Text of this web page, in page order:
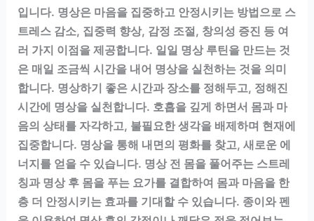
입니다. 명상은 마음을 집중하고 안정시키는 방법으로 스
트레스 감소, 집중력 향상, 감정 조절, 창의성 증진 등 여
러 가지 이점을 제공합니다. 일일 명상 루틴을 만드는 것
은 매일 조금씩 시간을 내어 명상을 실천하는 것을 의미
합니다. 명상하기 좋은 시간과 장소를 정해두고, 정해진
시간에 명상을 실천합니다. 호흡을 깊게 하면서 몸과 마
음의 상태를 자각하고, 불필요한 생각을 배제하며 현재에
집중합니다. 명상을 통해 내면의 평화를 찾고, 새로운 에
너지를 얻을 수 있습니다. 명상 전 몸을 풀어주는 스트레
칭과 명상 후 몸을 푸는 요가를 결합하여 몸과 마음을 한
층 더 안정시키는 효과를 기대할 수 있습니다. 종이와 펜